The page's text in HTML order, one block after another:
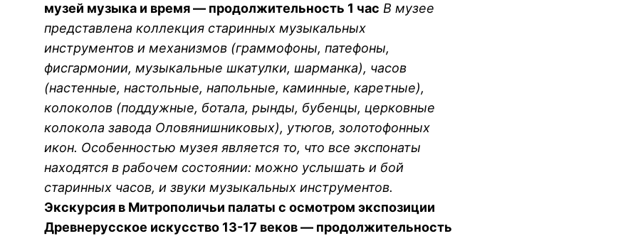
музей музыка и время — продолжительность 1 час В музее
представлена коллекция старинных музыкальных
инструментов и механизмов (граммофоны, патефоны,
фисгармонии, музыкальные шкатулки, шарманка), часов
(настенные, настольные, напольные, каминные, каретные),
колоколов (поддужные, ботала, рынды, бубенцы, церковные
колокола завода Оловянишниковых), утюгов, золотофонных
икон. Особенностью музея является то, что все экспонаты
находятся в рабочем состоянии: можно услышать и бой
старинных часов, и звуки музыкальных инструментов.
Экскурсия в Митрополичьи палаты с осмотром экспозиции
Древнерусское искусство 13-17 веков — продолжительность